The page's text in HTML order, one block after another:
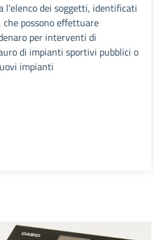
l’elenco dei soggetti, identificati
possono effettuare
per interventi di
di impianti sportivi pubblici o
impianti